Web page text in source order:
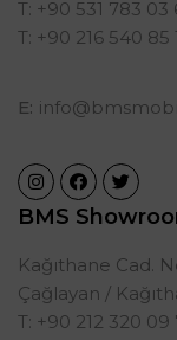
T: +90 531 783 03
T: +90 216 540 85
E:
BMS
Kağıthane Cad.
Çağlayan /
T: +90 212 320 09